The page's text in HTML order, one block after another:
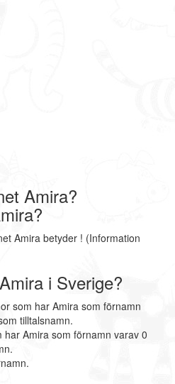
Amira?
Amira betyder ! (Information
i Sverige?
som har Amira som förnamn
tilltalsnamn.
Amira som förnamn varav 0